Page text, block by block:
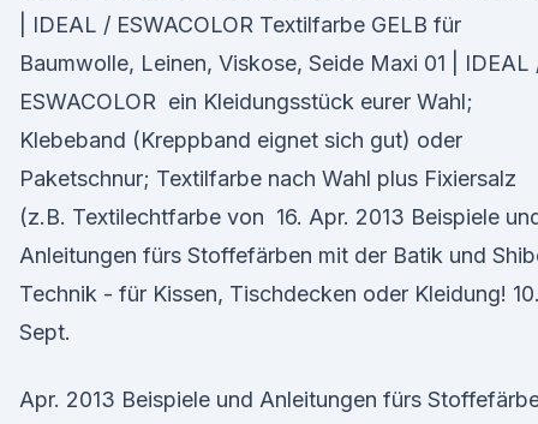
| IDEAL / ESWACOLOR Textilfarbe GELB für
Baumwolle, Leinen, Viskose, Seide Maxi 01 | IDEAL
ESWACOLOR ein Kleidungsstück eurer Wahl;
Klebeband (Kreppband eignet sich gut) oder
Paketschnur; Textilfarbe nach Wahl plus Fixiersalz
(z.B. Textilechtfarbe von 16. Apr. 2013 Beispiele
Anleitungen fürs Stoffefärben mit der Batik und
Technik - für Kissen, Tischdecken oder Kleidung! 10.
Sept.
Apr. 2013 Beispiele und Anleitungen fürs